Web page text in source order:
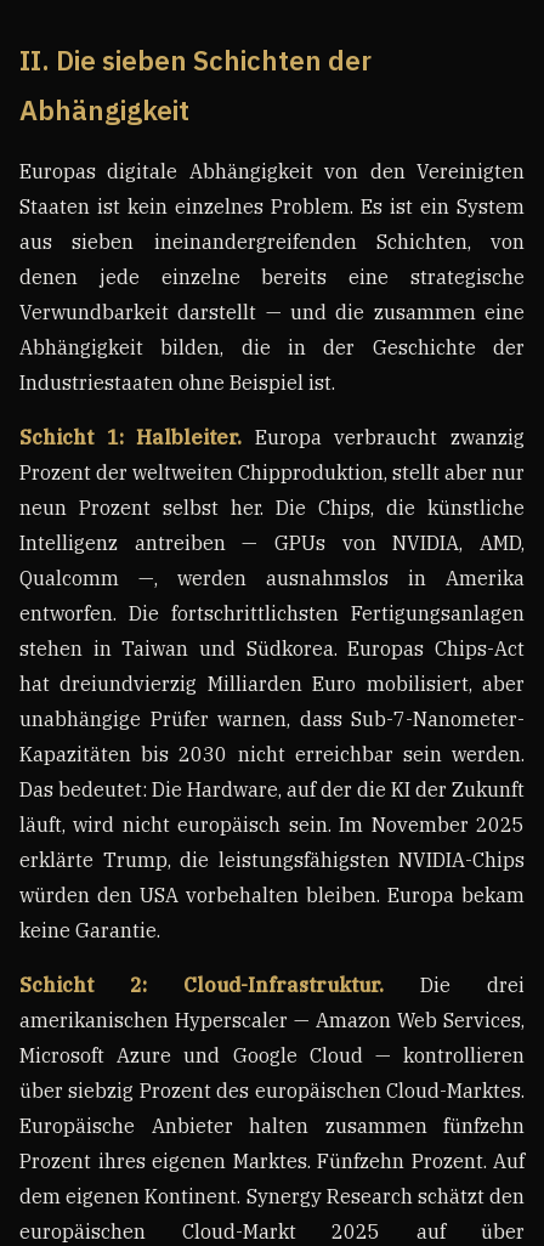
II. Die sieben Schichten der
Abhängigkeit
Europas digitale Abhängigkeit von den Vereinigten
Staaten ist kein einzelnes Problem. Es ist ein System
aus sieben ineinandergreifenden Schichten, von
denen jede einzelne bereits eine strategische
Verwundbarkeit darstellt — und die zusammen eine
Abhängigkeit bilden, die in der Geschichte der
Industriestaaten ohne Beispiel ist.
Schicht 1: Halbleiter. Europa verbraucht zwanzig
Prozent der weltweiten Chipproduktion, stellt aber nur
neun Prozent selbst her. Die Chips, die künstliche
Intelligenz antreiben — GPUs von NVIDIA, AMD,
Qualcomm —, werden ausnahmslos in Amerika
entworfen. Die fortschrittlichsten Fertigungsanlagen
stehen in Taiwan und Südkorea. Europas Chips-Act
hat dreiundvierzig Milliarden Euro mobilisiert, aber
unabhängige Prüfer warnen, dass Sub-7-Nanometer-
Kapazitäten bis 2030 nicht erreichbar sein werden.
Das bedeutet: Die Hardware, auf der die KI der Zukunft
läuft, wird nicht europäisch sein. Im November 2025
erklärte Trump, die leistungsfähigsten NVIDIA-Chips
würden den USA vorbehalten bleiben. Europa bekam
keine Garantie.
Schicht 2: Cloud-Infrastruktur. Die drei
amerikanischen Hyperscaler — Amazon Web Services,
Microsoft Azure und Google Cloud — kontrollieren
über siebzig Prozent des europäischen Cloud-Marktes.
Europäische Anbieter halten zusammen fünfzehn
Prozent ihres eigenen Marktes. Fünfzehn Prozent. Auf
dem eigenen Kontinent. Synergy Research schätzt den
europäischen Cloud-Markt 2025 auf über